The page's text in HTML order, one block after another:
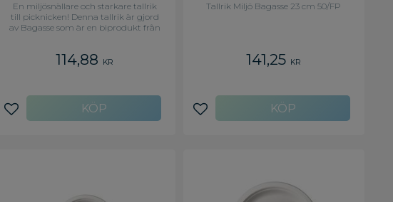
En miljösnällare och starkare tallrik
till picknicken! Denna tallrik är gjord
av Bagasse som är en biprodukt från
fibermateriel som kallas bagasse. - 18
cm - Lämpligt för både varm och
grader C till +40 grader C under
obegränsad tid - Vid temperaturer
upp till +41 grader C till +100 grader i
114,88 KR
Lägg till i favoriter
Tallrik Miljö Bagasse 23 cm 50/FP
141,25 KR
Lägg till i favoriter